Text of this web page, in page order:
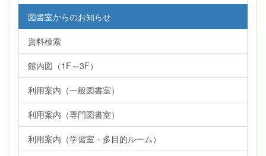
図書室からのお知らせ
資料検索
館内図（1F～3F）
利用案内（一般図書室）
利用案内（専門図書室）
利用案内（学習室・多目的ルーム）